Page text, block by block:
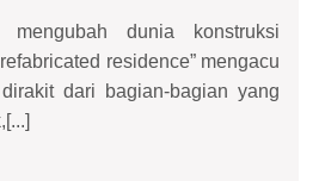
Masa
Depan
Hunian
mengubah dunia konstruksi
residence” mengacu
dari bagian-bagian yang